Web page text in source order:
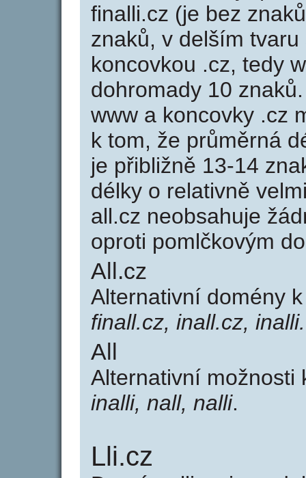
finalli.cz (je bez
znaků, v delším
koncovkou .cz, tedy
dohromady 10
www a koncovky .cz
k tom, že průměrná
je přibližně 13-14
délky o relativně
all.cz neobsahuje
oproti pomlčkovým
All.cz
Alternativní domény
finall.cz, inall.cz,
All
Alternativní možnosti
inalli, nall, nalli.
Lli.cz